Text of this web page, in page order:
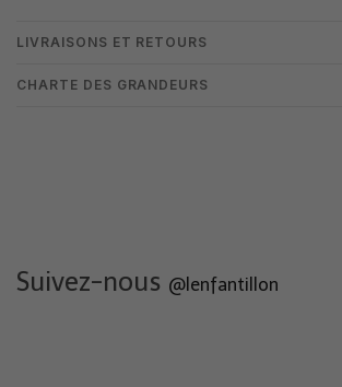
LIVRAISONS ET RETOURS
CHARTE DES GRANDEURS
Suivez-nous @lenfantillon